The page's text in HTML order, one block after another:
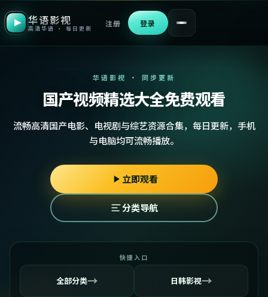
华语影视
高清华语 · 每日更新
注册 登录
华语影视 · 同步更新
国产视频精选大全免费观看
流畅高清国产电影、电视剧与综艺资源合集，每日更新，手机
与电脑均可流畅播放。
立即观看
分类导航
快捷入口
全部分类→ 日韩影视→